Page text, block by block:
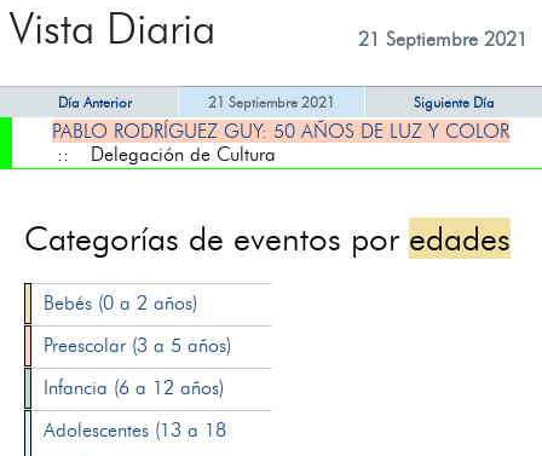
Vista Diaria 21 Septiembre 2021
Día Anterior 21 Septiembre 2021 Siguiente Día
PABLO RODRÍGUEZ GUY: 50 AÑOS DE LUZ Y COLOR
:: Delegación de Cultura
Categorías de eventos por edades
Bebés (0 a 2 años)
Preescolar (3 a 5 años)
Infancia (6 a 12 años)
Adolescentes (13 a 18